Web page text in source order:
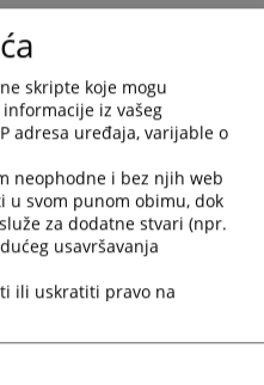
sudije Okružnog
od osnivanja 2010. do
na mjesto v.d. predsjednice
sudije Okružnog
od osnivanja 2010. do
mjesto v.d. predsjednika
skripte koje mogu
iz vašeg
adresa uređaja, varijable o
neophodne i bez njih web
u svom punom obimu, dok
za dodatne stvari (npr.
usavršavanja
ili uskratiti pravo na